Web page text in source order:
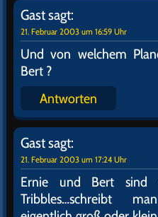
Antworten
Klapowski sagt:
26. Januar 2003 um 09:06 Uhr
Aargh!
*Flache Hand auf Stirn
Und ich habe mir schier
Trek-Wort mit G zu
Galaxie (Zu
hohl), Gasplanet